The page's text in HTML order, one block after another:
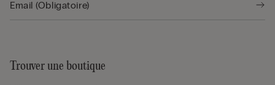
Trouver une boutique